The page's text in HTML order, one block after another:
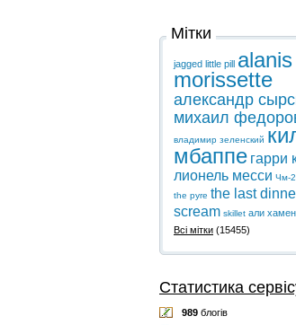
Мітки
jagged little pill alanis
morissette
александр
михаил
владимир зеленский
мбаппе гарри
лионель месси Чм-
the pyre the last
scream skillet али
Всі мітки (15455)
Статистика
989 блогів